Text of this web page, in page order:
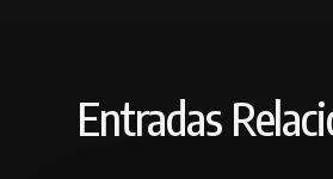
Entradas